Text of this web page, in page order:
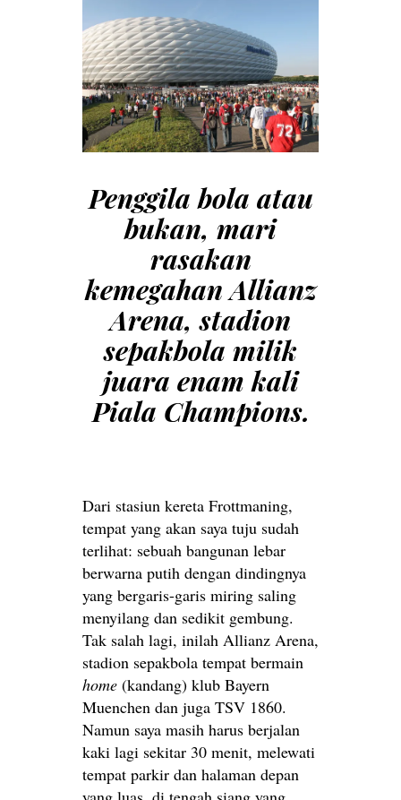
Penggila bola atau
bukan, mari
rasakan
kemegahan Allianz
Arena, stadion
sepakbola milik
juara enam kali
Piala Champions.
Dari stasiun kereta Frottmaning,
tempat yang akan saya tuju sudah
terlihat: sebuah bangunan lebar
berwarna putih dengan dindingnya
yang bergaris-garis miring saling
menyilang dan sedikit gembung.
Tak salah lagi, inilah Allianz Arena,
stadion sepakbola tempat bermain
home (kandang) klub Bayern
Muenchen dan juga TSV 1860.
Namun saya masih harus berjalan
kaki lagi sekitar 30 menit, melewati
tempat parkir dan halaman depan